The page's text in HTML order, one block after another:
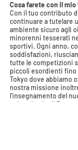
Cosa farete con il mio
Con il tuo contributo
continuare a tutelare
ambiente sicuro agli
minorenni tesserati
sportivi. Ogni anno,
soddisfazioni,
tutte le competizioni
piccoli esordienti
Tokyo dove abbiamo
nostra missione
l'insegnamento del
sul territorio di